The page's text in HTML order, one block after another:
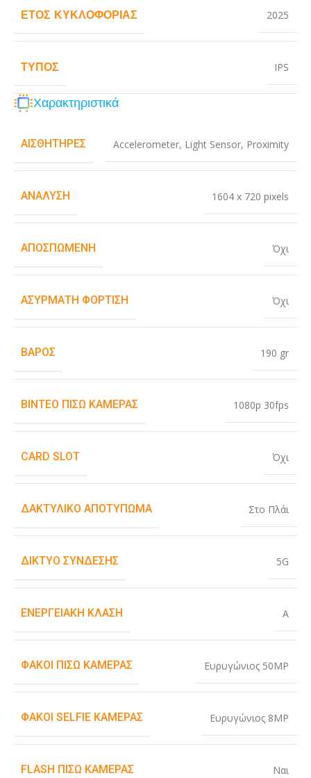
ΈΤΟΣ ΚΥΚΛΟΦΟΡΊΑΣ 2025
ΤΎΠΟΣ IPS
Χαρακτηριστικά
ΑΙΣΘΗΤΉΡΕΣ Accelerometer, Light Sensor, Proximity
ΑΝΆΛΥΣΗ 1604 x 720 pixels
ΑΠΟΣΠΏΜΕΝΗ Όχι
ΑΣΎΡΜΑΤΗ ΦΌΡΤΙΣΗ Όχι
ΒΆΡΟΣ 190 gr
ΒΊΝΤΕΟ ΠΊΣΩ ΚΆΜΕΡΑΣ 1080p 30fps
CARD SLOT Όχι
ΔΑΚΤΥΛΙΚΌ ΑΠΟΤΎΠΩΜΑ Στο Πλάι
ΔΊΚΤΥΟ ΣΎΝΔΕΣΗΣ 5G
ΕΝΕΡΓΕΙΑΚΉ ΚΛΆΣΗ A
ΦΑΚΟΊ ΠΊΣΩ ΚΆΜΕΡΑΣ Ευρυγώνιος 50MP
ΦΑΚΟΊ SELFIE ΚΆΜΕΡΑΣ Ευρυγώνιος 8MP
FLASH ΠΊΣΩ ΚΆΜΕΡΑΣ Ναι